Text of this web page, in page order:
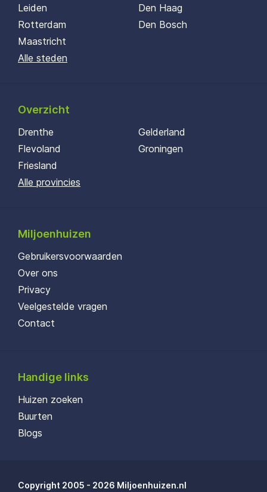
Leiden
Rotterdam
Maastricht
Den Haag
Den Bosch
Alle steden
Overzicht
Drenthe
Flevoland
Friesland
Gelderland
Groningen
Alle provincies
Miljoenhuizen
Gebruikersvoorwaarden
Over ons
Privacy
Veelgestelde vragen
Contact
Handige links
Huizen zoeken
Buurten
Blogs
Copyright 2005 - 2026 Miljoenhuizen.nl